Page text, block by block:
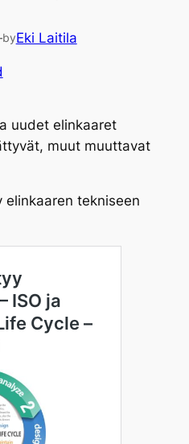
byEki Laitila
uudet elinkaaret
muut muuttavat
elinkaaren tekniseen